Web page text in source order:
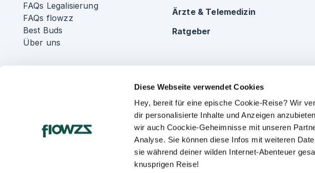
Diese Webseite verwendet Cookies
Hey, bereit für eine epische Cookie-Reise? Wir
dir personalisierte Inhalte und Anzeigen
wir auch Coockie-Geheimnisse mit unseren
Analyse. Sie können diese Infos mit weiteren
sie während deiner wilden Internet-Abenteuer
knusprigen Reise!
FAQs Legalisierung
FAQs flowzz
Best Buds
Über uns
Ärzte & Telemedizin
Ratgeber